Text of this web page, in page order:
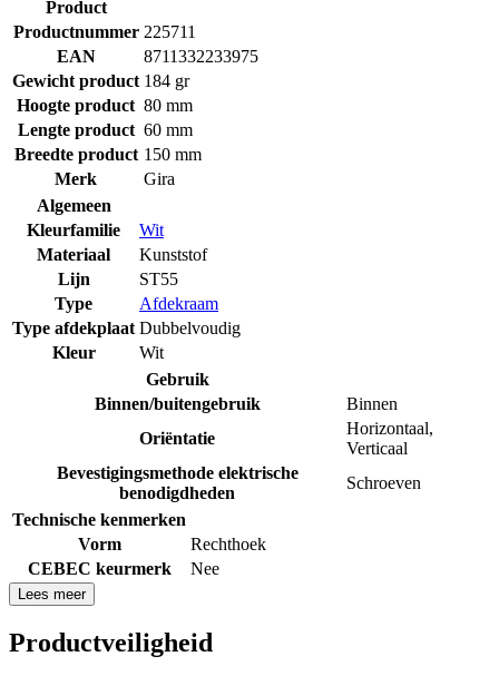
Product
Productnummer 225711
EAN
8711332233975
Gewicht product 184 gr
Hoogte product 80 mm
Lengte product 60 mm
Breedte product 150 mm
Merk
Gira
Algemeen
Kleurfamilie
Wit
Materiaal
Kunststof
Lijn
ST55
Type
Afdekraam
Type afdekplaat Dubbelvoudig
Kleur
Wit
Gebruik
Binnen/buitengebruik
Binnen
Oriëntatie
Horizontaal,
Verticaal
Bevestigingsmethode elektrische
benodigdheden
Schroeven
Technische kenmerken
Vorm
Rechthoek
CEBEC keurmerk
Nee
Lees meer
Productveiligheid